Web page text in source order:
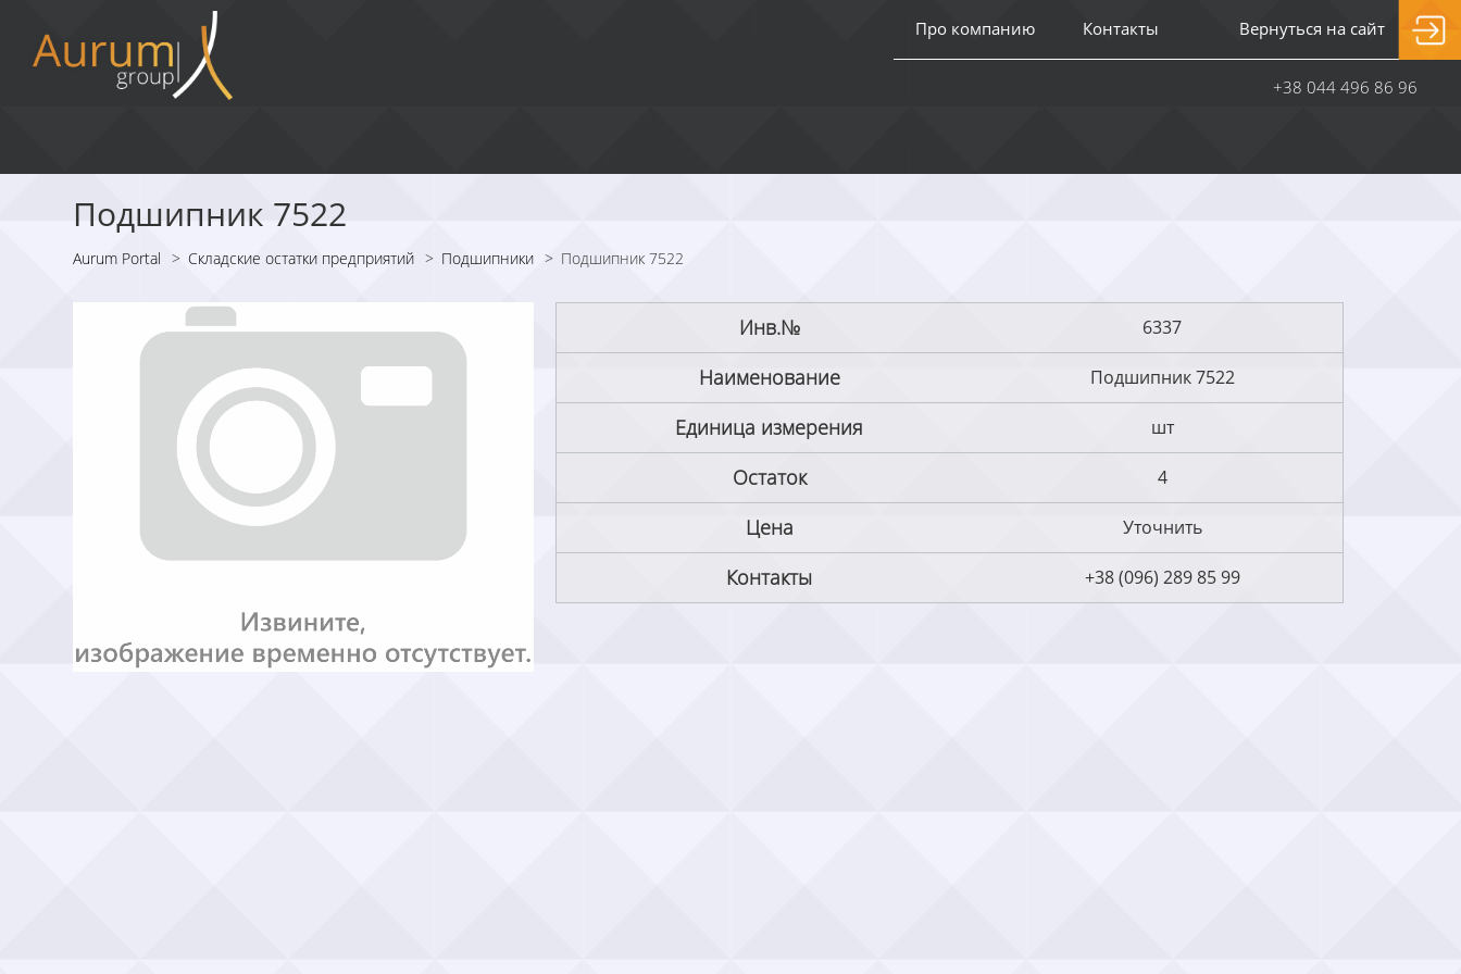
Про компанию Контакты Вернуться на сайт
+38 044 496 86 96
Подшипник 7522
Aurum Portal > Складские остатки предприятий > Подшипники > Подшипник 7522
Инв.№ 6337
Наименование Подшипник 7522
Единица измерения шт
Остаток 4
Цена Уточнить
Контакты +38 (096) 289 85 99